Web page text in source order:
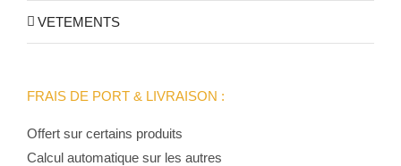
VETEMENTS
FRAIS DE PORT & LIVRAISON :
Offert sur certains produits
Calcul automatique sur les autres